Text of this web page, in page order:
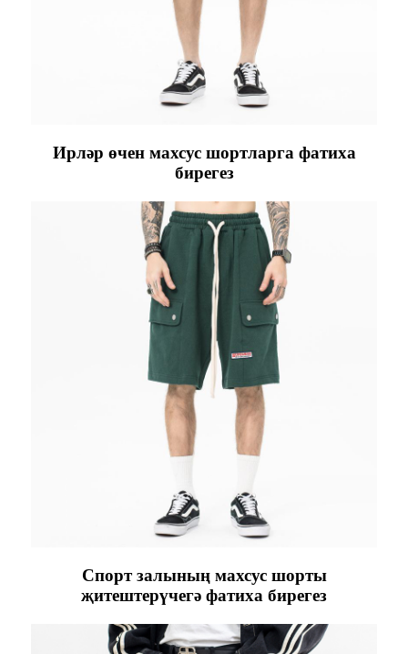
Ирләр өчен махсус шортларга фатиха
бирегез
Спорт залының махсус шорты
җитештерүчегә фатиха бирегез